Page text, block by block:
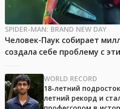
SPIDER-MAN: BRAND NEW DAY
Человек-Паук собирает
создала себе проблему с
WORLD RECORD
18-летний
летний рекорд и